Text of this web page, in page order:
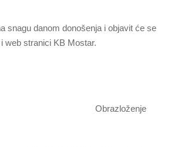
snagu danom donošenja i objavit će se
web stranici KB Mostar.